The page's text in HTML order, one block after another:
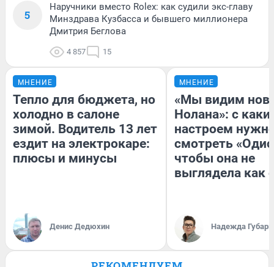
5
Наручники вместо Rolex: как судили экс-главу
Минздрава Кузбасса и бывшего миллионера
Дмитрия Беглова
4 857 15
МНЕНИЕ
Тепло для бюджета, но
холодно в салоне
зимой. Водитель 13 лет
ездит на электрокаре:
плюсы и минусы
Денис Дедюхин
МНЕНИЕ
«Мы видим
Нолана»: с
настроем
смотреть
чтобы она не
выглядела как
Надежда Губарь